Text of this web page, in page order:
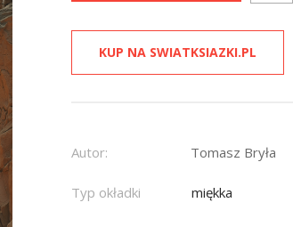
KUP NA SWIATKSIAZKI.PL
Autor: Tomasz Bryła
Typ okładki miękka